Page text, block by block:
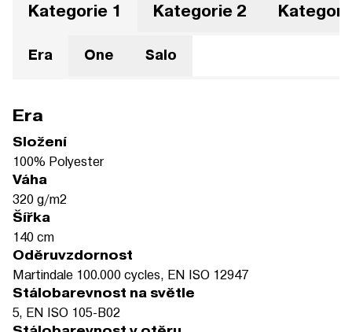
Kategorie 1 Kategorie 2
Era One Salo
Era
Složení
100% Polyester
Váha
320 g/m2
Šířka
140 cm
Oděruvzdornost
Martindale 100.000 cycles, EN ISO 12947
Stálobarevnost na světle
5, EN ISO 105-B02